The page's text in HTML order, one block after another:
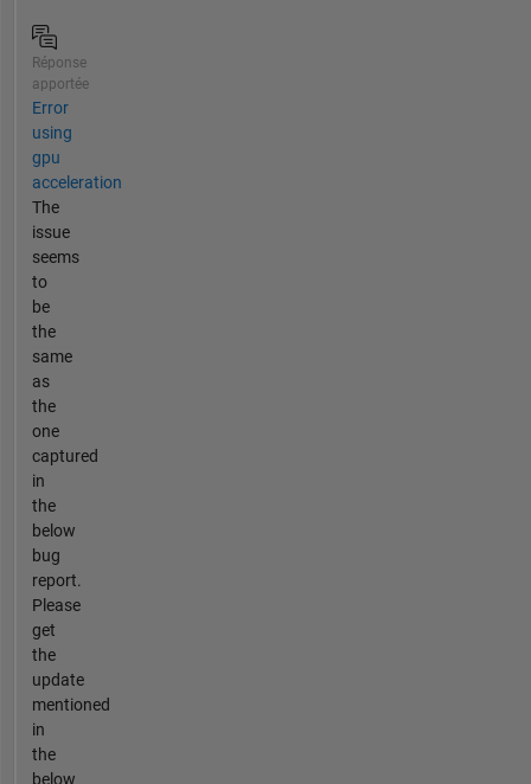
Réponse
apportée
Error
using
gpu
acceleration
The
issue
seems
to
be
the
same
as
the
one
captured
in
the
below
bug
report.
Please
get
the
update
mentioned
in
the
below